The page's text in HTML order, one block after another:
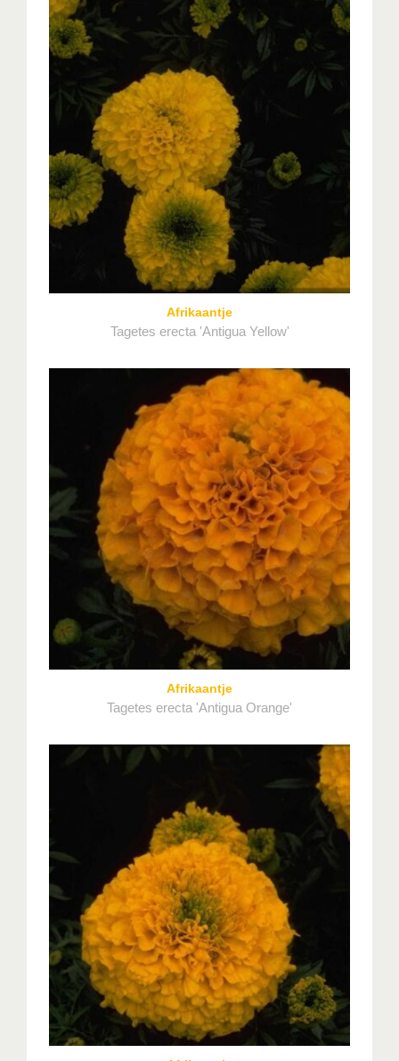
Afrikaantje
Tagetes erecta 'Antigua Yellow'
Afrikaantje
Tagetes erecta 'Antigua Orange'